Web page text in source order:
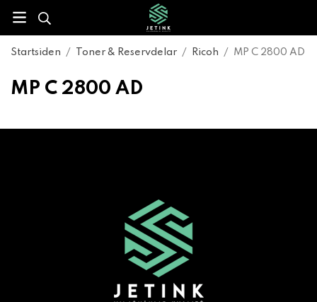
Startsiden / Toner & Reservdelar / Ricoh / MP C 2800 AD
MP C 2800 AD